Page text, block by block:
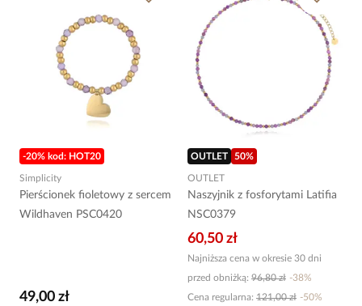
-20% kod: HOT20
Simplicity
Pierścionek fioletowy z sercem
Wildhaven PSC0420
49,00 zł
OUTLET 50%
OUTLET
Naszyjnik z fosforytami Latifia
NSC0379
60,50 zł
Najniższa cena w okresie 30 dni
przed obniżką: 96,80 zł -38%
Cena regularna: 121,00 zł -50%